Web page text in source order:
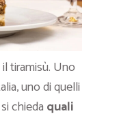
tiramisù. Uno
uno di quelli
chieda quali